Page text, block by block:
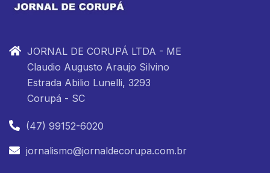
JORNAL DE CORUPÁ LTDA - ME
Claudio Augusto Araujo Silvino
Estrada Abilio Lunelli, 3293
Corupá - SC
(47) 99152-6020
jornalismo@jornaldecorupa.com.br